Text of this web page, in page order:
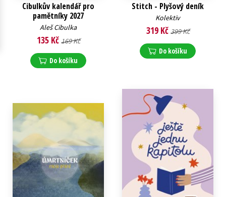
Cibulkův kalendář pro
pamětníky 2027
Aleš Cibulka
135 Kč 169 Kč
Do košíku
Stitch - Plyšový deník
Kolektiv
319 Kč 399 Kč
Do košíku